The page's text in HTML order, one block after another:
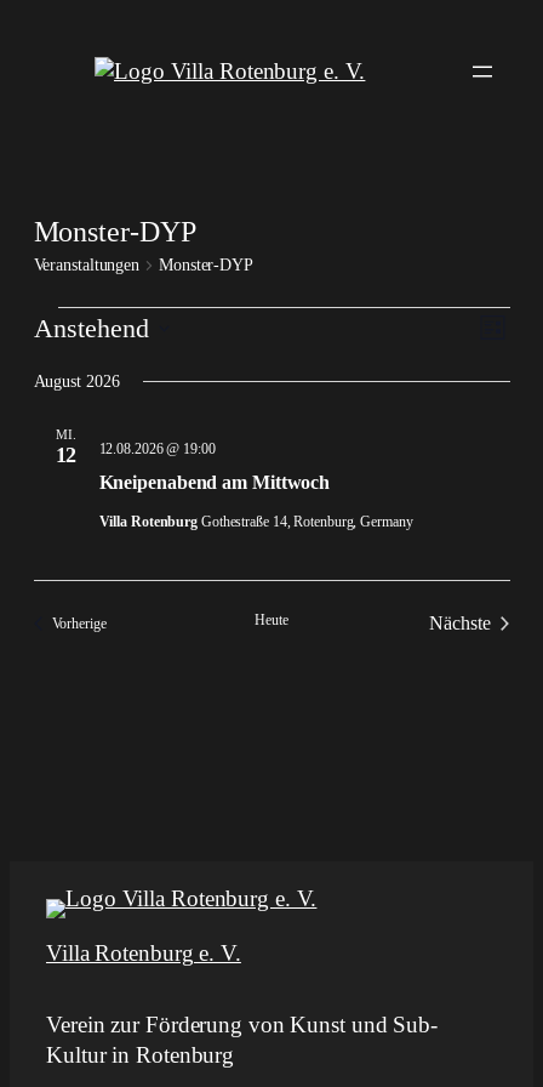
Monster-DYP
Veranstaltungen Monster-DYP
Veranstaltungen
Anstehend
wählen.
August 2026
MI.
12
Kneipenabend am Mittwoch
12.08.2026 @ 19:00
Villa Rotenburg Gothestraße 14, Rotenburg, Germany
VorherigeVeranstaltungen Heute
Nächste
Villa Rotenburg e. V.
Verein zur Förderung von Kunst und Sub-
Kultur in Rotenburg